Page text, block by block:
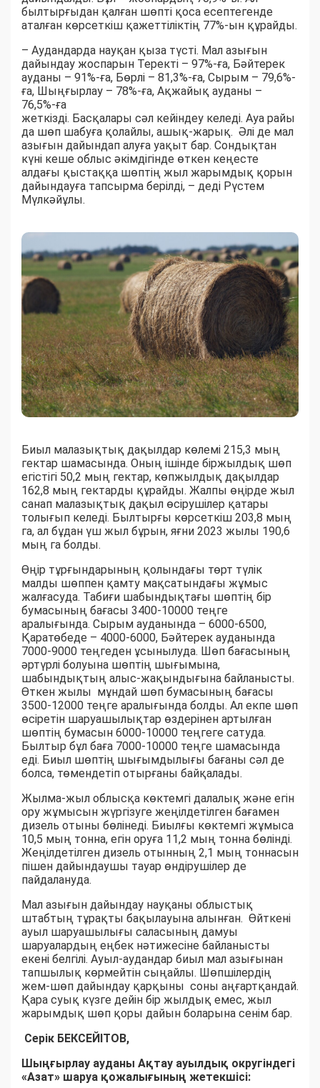
былтырғыдан қалған шөпті қоса есептегенде
аталған көрсеткіш қажеттіліктің 77%-ын құрайды.
– Аудандарда науқан қыза түсті. Мал азығын
дайындау жоспарын Теректі – 97%-ға, Бәйтерек
ауданы – 91%-ға, Бөрлі – 81,3%-ға, Сырым – 79,6%-
ға, Шыңғырлау – 78%-ға, Ақжайық ауданы –
76,5%-ға
жеткізді. Басқалары сәл кейіндеу келеді. Ауа райы
да шөп шабуға қолайлы, ашық-жарық. Әлі де мал
азығын дайындап алуға уақыт бар. Сондықтан
күні кеше облыс әкімдігінде өткен кеңесте
алдағы қыстаққа шөптің жыл жарымдық қорын
дайындауға тапсырма берілді, – деді Рүстем
Мүлкәйұлы.
Биыл малазықтық дақылдар көлемі 215,3 мың
гектар шамасында. Оның ішінде біржылдық шөп
егістігі 50,2 мың гектар, көпжылдық дақылдар
162,8 мың гектарды құрайды. Жалпы өңірде жыл
санап малазықтық дақыл өсірушілер қатары
толығып келеді. Былтырғы көрсеткіш 203,8 мың
га, ал бұдан үш жыл бұрын, яғни 2023 жылы 190,6
мың га болды.
Өңір тұрғындарының қолындағы төрт түлік
малды шөппен қамту мақсатындағы жұмыс
жалғасуда. Табиғи шабындықтағы шөптің бір
бумасының бағасы 3400-10000 теңге
аралығында. Сырым ауданында – 6000-6500,
Қаратөбеде – 4000-6000, Бәйтерек ауданында
7000-9000 теңгеден ұсынылуда. Шөп бағасының
әртүрлі болуына шөптің шығымына,
шабындықтың алыс-жақындығына байланысты.
Өткен жылы мұндай шөп бумасының бағасы
3500-12000 теңге аралығында болды. Ал екпе шөп
өсіретін шаруашылықтар өздерінен артылған
шөптің бумасын 6000-10000 теңгеге сатуда.
Былтыр бұл баға 7000-10000 теңге шамасында
еді. Биыл шөптің шығымдылығы бағаны сәл де
болса, төмендетіп отырғаны байқалады.
Жылма-жыл облысқа көктемгі далалық және егін
ору жұмысын жүргізуге жеңілдетілген бағамен
дизель отыны бөлінеді. Биылғы көктемгі жұмыса
10,5 мың тонна, егін оруға 11,2 мың тонна бөлінді.
Жеңілдетілген дизель отынның 2,1 мың тоннасын
пішен дайындаушы тауар өндірушілер де
пайдалануда.
Мал азығын дайындау науқаны облыстық
штабтың тұрақты бақылауына алынған. Өйткені
ауыл шаруашылығы саласының дамуы
шаруалардың еңбек нәтижесіне байланысты
екені белгілі. Ауыл-аудандар биыл мал азығынан
тапшылық көрмейтін сыңайлы. Шөпшілердің
жем-шөп дайындау қарқыны соны аңғартқандай.
Қара суық күзге дейін бір жылдық емес, жыл
жарымдық шөп қоры дайын боларына сенім бар.
Серік БЕКСЕЙІТОВ,
Шыңғырлау ауданы Ақтау ауылдық округіндегі
«Азат» шаруа қожалығының жетекшісі: